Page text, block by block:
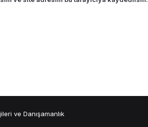
ve Danışamanlık